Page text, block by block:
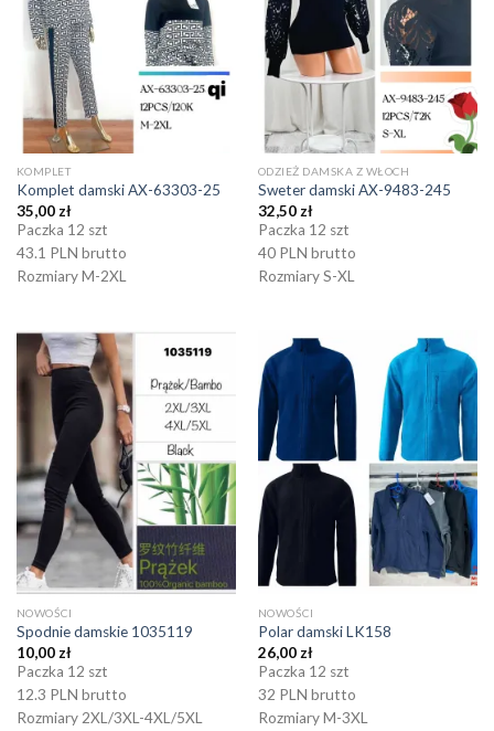
KOMPLET
Komplet damski AX-63303-25
35,00 zł
Paczka 12 szt
43.1 PLN brutto
Rozmiary M-2XL
ODZIEŻ DAMSKA Z WŁOCH
Sweter damski AX-9483-245
32,50 zł
Paczka 12 szt
40 PLN brutto
Rozmiary S-XL
NOWOŚCI
Spodnie damskie 1035119
10,00 zł
Paczka 12 szt
12.3 PLN brutto
Rozmiary 2XL/3XL-4XL/5XL
NOWOŚCI
Polar damski LK158
26,00 zł
Paczka 12 szt
32 PLN brutto
Rozmiary M-3XL